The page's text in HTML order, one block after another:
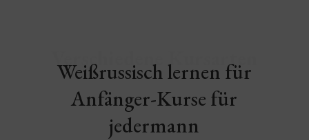
Verschiedene Kursarten
Weißrussisch lernen für
Anfänger-Kurse für
jedermann